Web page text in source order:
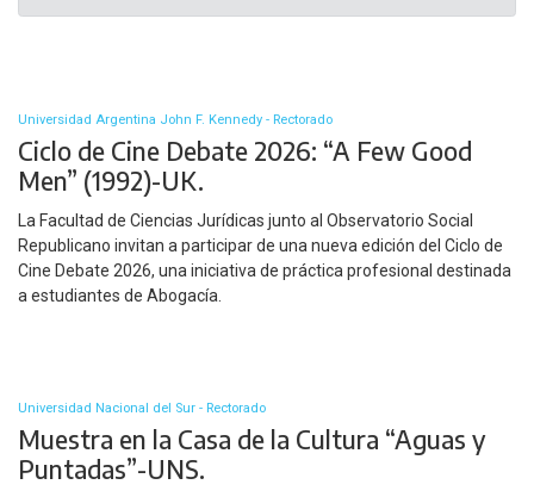
Universidad Argentina John F. Kennedy - Rectorado
Ciclo de Cine Debate 2026: “A Few Good
Men” (1992)-UK.
La Facultad de Ciencias Jurídicas junto al Observatorio Social
Republicano invitan a participar de una nueva edición del Ciclo de
Cine Debate 2026, una iniciativa de práctica profesional destinada
a estudiantes de Abogacía.
Universidad Nacional del Sur - Rectorado
Muestra en la Casa de la Cultura “Aguas y
Puntadas”-UNS.